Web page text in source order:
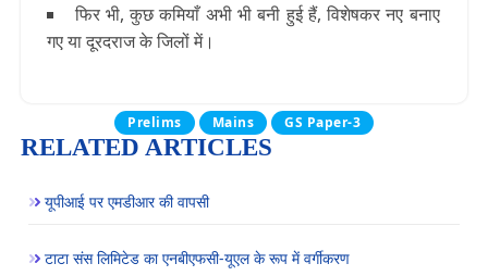
फिर भी, कुछ कमियाँ अभी भी बनी हुई हैं, विशेषकर नए बनाए
गए या दूरदराज के जिलों में।
Prelims Mains GS Paper-3
RELATED ARTICLES
यूपीआई पर एमडीआर की वापसी
टाटा संस लिमिटेड का एनबीएफसी-यूएल के रूप में वर्गीकरण